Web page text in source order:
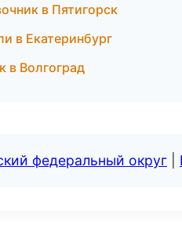
в Пятигорск
в Екатеринбург
в Волгоград
федеральный округ